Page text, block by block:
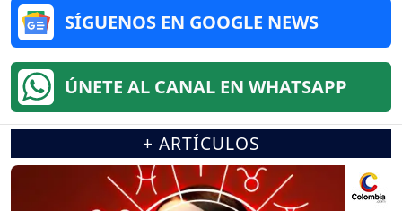
SÍGUENOS EN GOOGLE NEWS
ÚNETE AL CANAL EN WHATSAPP
+ ARTÍCULOS